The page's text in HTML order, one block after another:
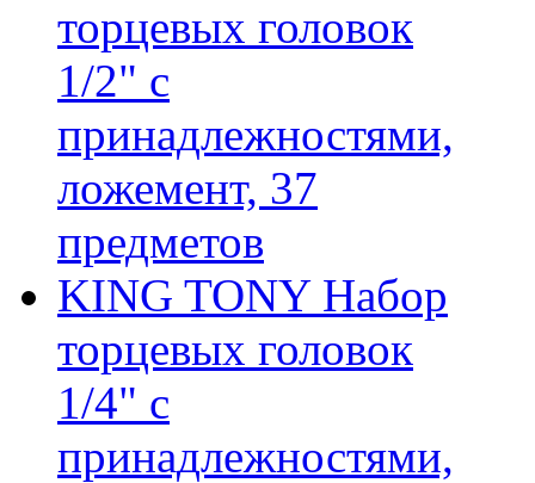
торцевых головок
1/2" с
принадлежностями,
ложемент, 37
предметов
KING TONY Набор
торцевых головок
1/4" с
принадлежностями,